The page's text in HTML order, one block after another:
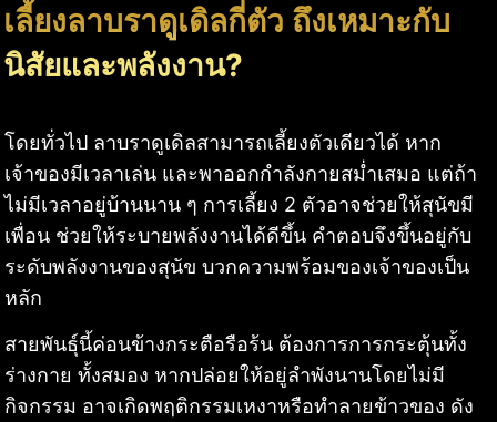
เลี้ยงลาบราดูเดิลกี่ตัว ถึงเหมาะกับ
นิสัยและพลังงาน?
โดยทั่วไป ลาบราดูเดิลสามารถเลี้ยงตัวเดียวได้ หาก
เจ้าของมีเวลาเล่น และพาออกกำลังกายสม่ำเสมอ แต่ถ้า
ไม่มีเวลาอยู่บ้านนาน ๆ การเลี้ยง 2 ตัวอาจช่วยให้สุนัขมี
เพื่อน ช่วยให้ระบายพลังงานได้ดีขึ้น คำตอบจึงขึ้นอยู่กับ
ระดับพลังงานของสุนัข บวกความพร้อมของเจ้าของเป็น
หลัก
สายพันธุ์นี้ค่อนข้างกระตือรือร้น ต้องการการกระตุ้นทั้ง
ร่างกาย ทั้งสมอง หากปล่อยให้อยู่ลำพังนานโดยไม่มี
กิจกรรม อาจเกิดพฤติกรรมเหงาหรือทำลายข้าวของ ดัง